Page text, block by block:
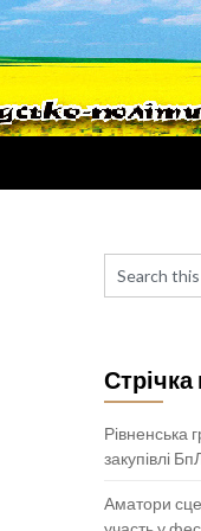
Рівненська
закупівлі
Аматори